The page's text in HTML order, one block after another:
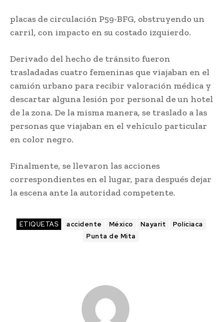
placas de circulación P59-BFG, obstruyendo un
carril, con impacto en su costado izquierdo.
Derivado del hecho de tránsito fueron
trasladadas cuatro femeninas que viajaban en el
camión urbano para recibir valoración médica y
descartar alguna lesión por personal de un hotel
de la zona. De la misma manera, se traslado a las
personas que viajaban en el vehículo particular
en color negro.
Finalmente, se llevaron las acciones
correspondientes en el lugar, para después dejar
la escena ante la autoridad competente.
ETIQUETAS accidente México Nayarit
Policiaca
Punta de Mita